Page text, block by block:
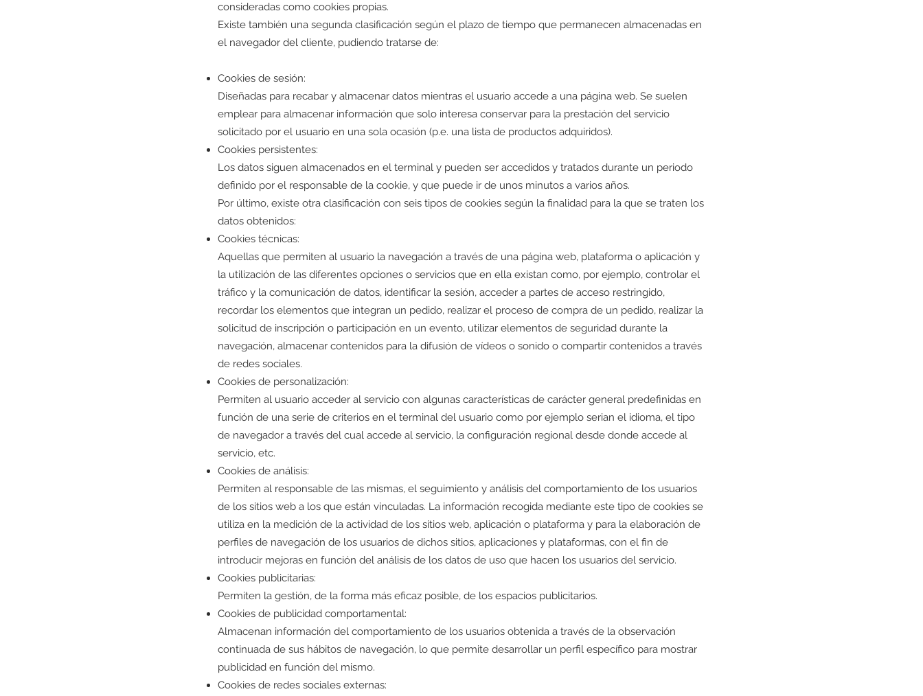
consideradas como cookies propias.
Existe también una segunda clasificación según el plazo de tiempo que permanecen almacenadas en
el navegador del cliente, pudiendo tratarse de:
Cookies de sesión:
Diseñadas para recabar y almacenar datos mientras el usuario accede a una página web. Se suelen
emplear para almacenar información que solo interesa conservar para la prestación del servicio
solicitado por el usuario en una sola ocasión (p.e. una lista de productos adquiridos).
Cookies persistentes:
Los datos siguen almacenados en el terminal y pueden ser accedidos y tratados durante un periodo
definido por el responsable de la cookie, y que puede ir de unos minutos a varios años.
Por último, existe otra clasificación con seis tipos de cookies según la finalidad para la que se traten los
datos obtenidos:
Cookies técnicas:
Aquellas que permiten al usuario la navegación a través de una página web, plataforma o aplicación y
la utilización de las diferentes opciones o servicios que en ella existan como, por ejemplo, controlar el
tráfico y la comunicación de datos, identificar la sesión, acceder a partes de acceso restringido,
recordar los elementos que integran un pedido, realizar el proceso de compra de un pedido, realizar la
solicitud de inscripción o participación en un evento, utilizar elementos de seguridad durante la
navegación, almacenar contenidos para la difusión de vídeos o sonido o compartir contenidos a través
de redes sociales.
Cookies de personalización:
Permiten al usuario acceder al servicio con algunas características de carácter general predefinidas en
función de una serie de criterios en el terminal del usuario como por ejemplo serian el idioma, el tipo
de navegador a través del cual accede al servicio, la configuración regional desde donde accede al
servicio, etc.
Cookies de análisis:
Permiten al responsable de las mismas, el seguimiento y análisis del comportamiento de los usuarios
de los sitios web a los que están vinculadas. La información recogida mediante este tipo de cookies se
utiliza en la medición de la actividad de los sitios web, aplicación o plataforma y para la elaboración de
perfiles de navegación de los usuarios de dichos sitios, aplicaciones y plataformas, con el fin de
introducir mejoras en función del análisis de los datos de uso que hacen los usuarios del servicio.
Cookies publicitarias:
Permiten la gestión, de la forma más eficaz posible, de los espacios publicitarios.
Cookies de publicidad comportamental:
Almacenan información del comportamiento de los usuarios obtenida a través de la observación
continuada de sus hábitos de navegación, lo que permite desarrollar un perfil específico para mostrar
publicidad en función del mismo.
Cookies de redes sociales externas: